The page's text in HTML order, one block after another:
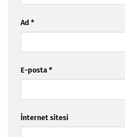
Ad *
E-posta*
İnternet sitesi